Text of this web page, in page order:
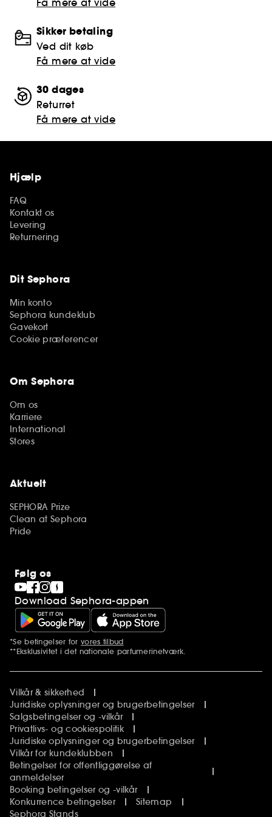
Sikker betaling
Ved dit køb
Få mere at vide
30 dages
Returret
Få mere at vide
Hjælp
FAQ
Kontakt os
Levering
Returnering
Dit Sephora
Min konto
Sephora kundeklub
Gavekort
Cookie præferencer
Om Sephora
Om os
Karriere
International
Stores
Aktuelt
SEPHORA Prize
Clean at Sephora
Pride
Følg os
Download Sephora-appen
Yderligere bemærkninger
*Se betingelser for vores tilbud
**Eksklusivitet i det nationale parfumerinetværk.
Vilkår & sikkerhed
Juridiske oplysninger og brugerbetingelser
Salgsbetingelser og -vilkår
Privatlivs- og cookiespolitik
Juridiske oplysninger og brugerbetingelser
Vilkår for kundeklubben
Betingelser for offentliggørelse af
anmeldelser
Booking betingelser og -vilkår
Konkurrence betingelser
Sitemap
Sephora Stands